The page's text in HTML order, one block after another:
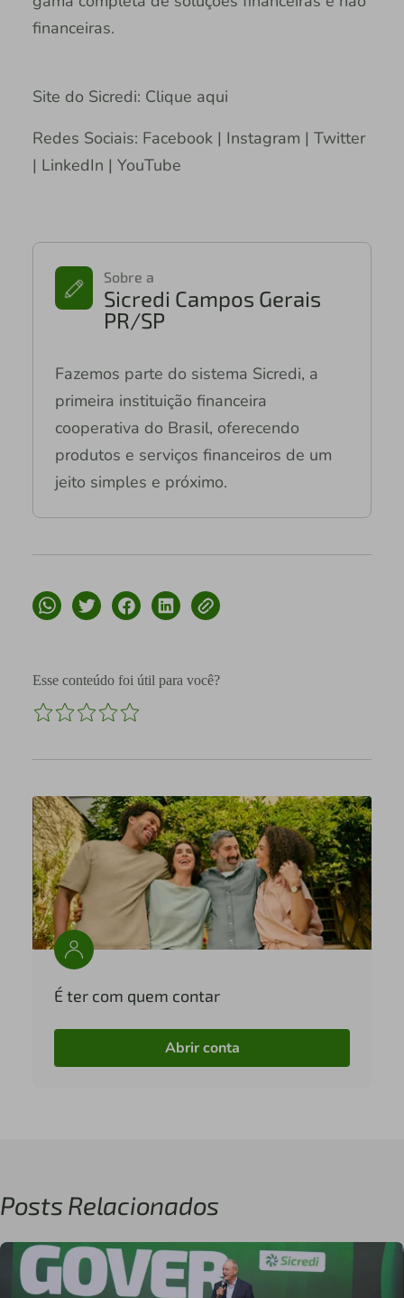
financeiras.
Site do Sicredi: Clique aqui
Redes Sociais: Facebook | Instagram | Twitter
| LinkedIn | YouTube
Sobre a
Sicredi Campos Gerais
PR/SP
Fazemos parte do sistema Sicredi, a
primeira instituição financeira
cooperativa do Brasil, oferecendo
produtos e serviços financeiros de um
jeito simples e próximo.
Esse conteúdo foi útil para você?
É ter com quem contar
Abrir conta
Posts Relacionados